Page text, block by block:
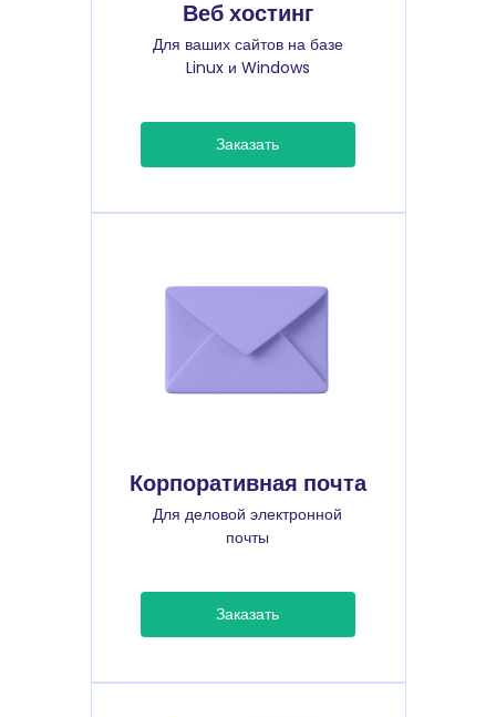
Веб хостинг
Для ваших сайтов на базе
Linux и Windows
Заказать
Корпоративная почта
Для деловой электронной
почты
Заказать